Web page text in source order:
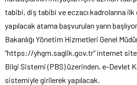
tabibi, diş tabibi ve eczacı kadrolarına
yapılacak atama başvuruları yarın
Bakanlığı Yönetim Hizmetleri Genel
“https://yhgm.saglik.gov.tr” internet
Bilgi Sistemi (PBS) üzerinden, e-Devlet
sistemiyle girilerek yapılacak.